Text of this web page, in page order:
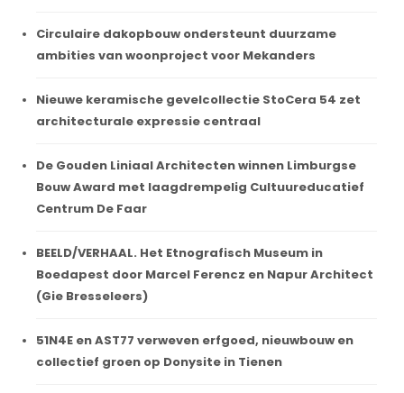
Circulaire dakopbouw ondersteunt duurzame
ambities van woonproject voor Mekanders
Nieuwe keramische gevelcollectie StoCera 54 zet
architecturale expressie centraal
De Gouden Liniaal Architecten winnen Limburgse
Bouw Award met laagdrempelig Cultuureducatief
Centrum De Faar
BEELD/VERHAAL. Het Etnografisch Museum in
Boedapest door Marcel Ferencz en Napur Architect
(Gie Bresseleers)
51N4E en AST77 verweven erfgoed, nieuwbouw en
collectief groen op Donysite in Tienen